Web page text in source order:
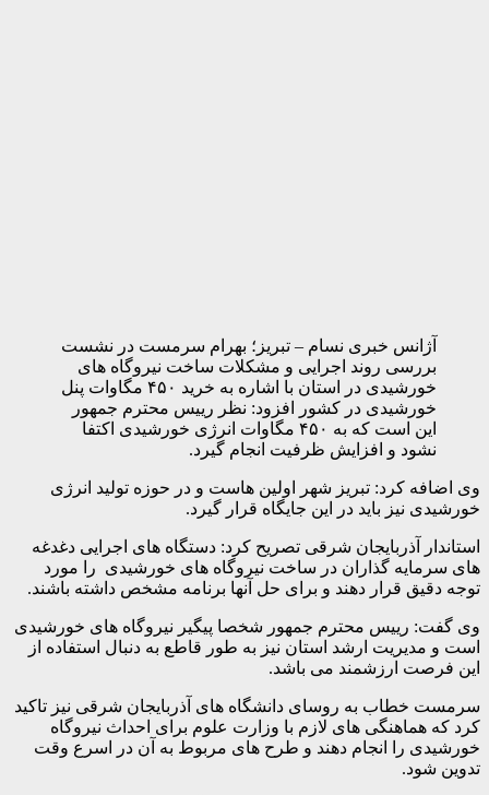
آژانس خبری نسام – تبریز؛ بهرام سرمست در نشست
بررسی روند اجرایی و مشکلات ساخت نیروگاه های
خورشیدی در استان با اشاره به خرید ۴۵۰ مگاوات پنل
خورشیدی در کشور افزود: نظر رییس محترم جمهور
این است که به ۴۵۰ مگاوات انرژی خورشیدی اکتفا
نشود و افزایش ظرفیت انجام گیرد.
وی اضافه کرد: تبریز شهر اولین هاست و در حوزه تولید انرژی
خورشیدی نیز باید در این جایگاه قرار گیرد.
استاندار آذربایجان شرقی تصریح کرد: دستگاه های اجرایی دغدغه
های سرمایه گذاران در ساخت نیروگاه های خورشیدی را مورد
توجه دقیق قرار دهند و برای حل آنها برنامه مشخص داشته باشند.
وی گفت: رییس محترم جمهور شخصا پیگیر نیروگاه های خورشیدی
است و مدیریت ارشد استان نیز به طور قاطع به دنبال استفاده از
این فرصت ارزشمند می باشد.
سرمست خطاب به روسای دانشگاه های آذربایجان شرقی نیز تاکید
کرد که هماهنگی های لازم با وزارت علوم برای احداث نیروگاه
خورشیدی را انجام دهند و طرح های مربوط به آن در اسرع وقت
تدوین شود.